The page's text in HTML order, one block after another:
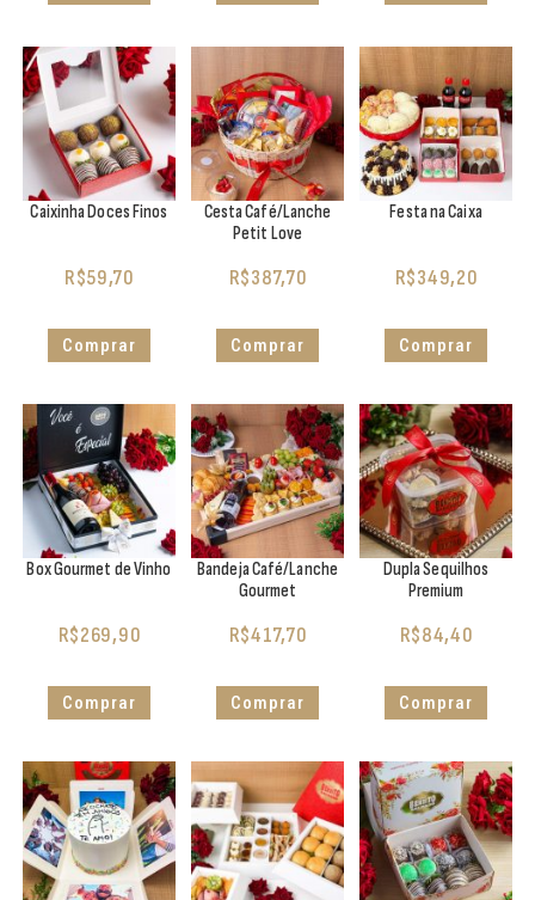
Caixinha Doces Finos
R$59,70
Comprar
Cesta Café/Lanche
Petit Love
R$387,70
Comprar
Festa na Caixa
R$349,20
Comprar
Box Gourmet de Vinho
R$269,90
Comprar
Bandeja Café/Lanche
Gourmet
R$417,70
Comprar
Dupla Sequilhos
Premium
R$84,40
Comprar